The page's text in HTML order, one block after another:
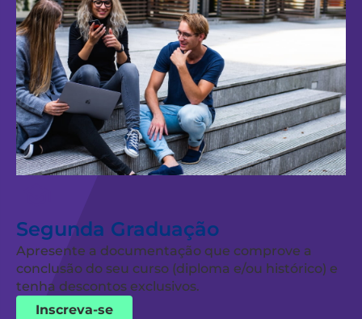
Segunda Graduação
Apresente a documentação que comprove a
conclusão do seu curso (diploma e/ou histórico) e
tenha descontos exclusivos.
Inscreva-se